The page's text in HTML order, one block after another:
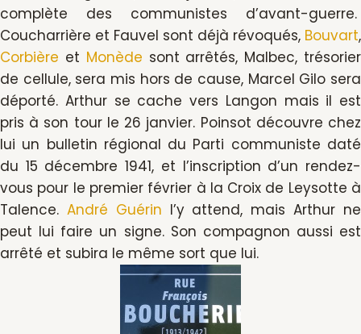
complète des communistes d’avant-guerre.
Coucharrière et Fauvel sont déjà révoqués, Bouvart,
Corbière et Monède sont arrêtés, Malbec, trésorier
de cellule, sera mis hors de cause, Marcel Gilo sera
déporté. Arthur se cache vers Langon mais il est
pris à son tour le 26 janvier. Poinsot découvre chez
lui un bulletin régional du Parti communiste daté
du 15 décembre 1941, et l’inscription d’un rendez-
vous pour le premier février à la Croix de Leysotte à
Talence. André Guérin l’y attend, mais Arthur ne
peut lui faire un signe. Son compagnon aussi est
arrêté et subira le même sort que lui.